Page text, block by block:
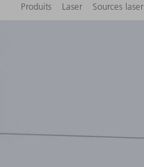
Produits Laser Sources laser